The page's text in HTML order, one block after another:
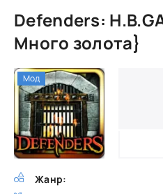
Defenders:
Много золота}
Жанр:
Мод